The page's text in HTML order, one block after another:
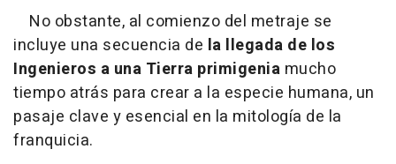
No obstante, al comienzo del metraje se
incluye una secuencia de la llegada de los
Ingenieros a una Tierra primigenia mucho
tiempo atrás para crear a la especie humana, un
pasaje clave y esencial en la mitología de la
franquicia.